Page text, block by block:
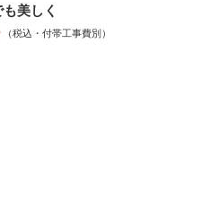
美しく
（税込・付帯工事費別）